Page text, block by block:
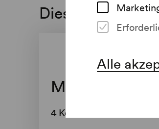
Alle
Diese
Musica
​4 Konzerte im Schubert-